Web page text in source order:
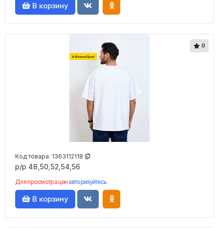
В корзину
0
Код товара: 1363112118
р/р 48,50,52,54,56
Для просмотра цен авторизуйтесь
В корзину